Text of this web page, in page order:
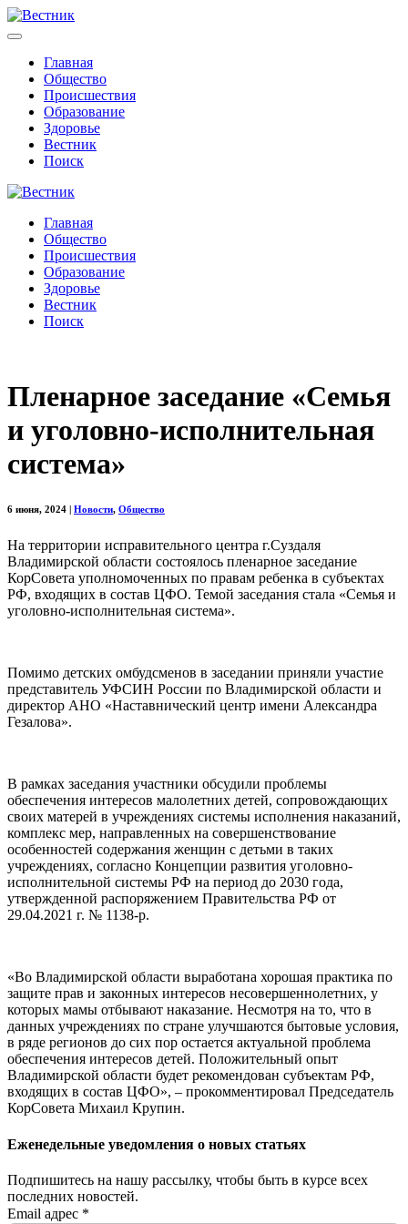
Главная
Общество
Происшествия
Образование
Здоровье
Вестник
Поиск
Главная
Общество
Происшествия
Образование
Здоровье
Вестник
Поиск
Пленарное заседание «Семья
и уголовно-исполнительная
система»
6 июня, 2024 Новости, Общество
На территории исправительного центра г.Суздаля
Владимирской области состоялось пленарное заседание
КорСовета уполномоченных по правам ребенка в субъектах
РФ, входящих в состав ЦФО. Темой заседания стала «Семья и
уголовно-исполнительная система».
Помимо детских омбудсменов в заседании приняли участие
представитель УФСИН России по Владимирской области и
директор АНО «Наставнический центр имени Александра
Гезалова».
В рамках заседания участники обсудили проблемы
обеспечения интересов малолетних детей, сопровождающих
своих матерей в учреждениях системы исполнения наказаний,
комплекс мер, направленных на совершенствование
особенностей содержания женщин с детьми в таких
учреждениях, согласно Концепции развития уголовно-
исполнительной системы РФ на период до 2030 года,
утвержденной распоряжением Правительства РФ от
29.04.2021 г. № 1138-р.
«Во Владимирской области выработана хорошая практика по
защите прав и законных интересов несовершеннолетних, у
которых мамы отбывают наказание. Несмотря на то, что в
данных учреждениях по стране улучшаются бытовые условия,
в ряде регионов до сих пор остается актуальной проблема
обеспечения интересов детей. Положительный опыт
Владимирской области будет рекомендован субъектам РФ,
входящих в состав ЦФО», – прокомментировал Председатель
КорСовета Михаил Крупин.
Еженедельные уведомления о новых статьях
Подпишитесь на нашу рассылку, чтобы быть в курсе всех
последних новостей.
Email адрес *